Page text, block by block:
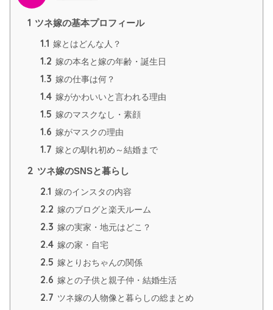
1 ツネ嫁の基本プロフィール
1.1 嫁とはどんな人？
1.2 嫁の本名と嫁の年齢・誕生日
1.3 嫁の仕事は何？
1.4 嫁がかわいいと言われる理由
1.5 嫁のマスクなし・素顔
1.6 嫁がマスクの理由
1.7 嫁との馴れ初め～結婚まで
2 ツネ嫁のSNSと暮らし
2.1 嫁のインスタの内容
2.2 嫁のブログと楽天ルーム
2.3 嫁の実家・地元はどこ？
2.4 嫁の家・自宅
2.5 嫁とりおちゃんの関係
2.6 嫁との子供と親子仲・結婚生活
2.7 ツネ嫁の人物像と暮らしの総まとめ